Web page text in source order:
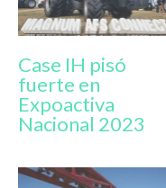
Case IH pisó
fuerte en
Expoactiva
Nacional 2023